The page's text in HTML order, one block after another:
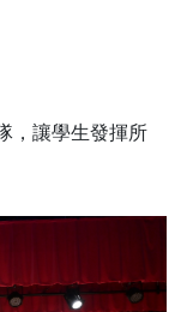
，讓學生發揮所